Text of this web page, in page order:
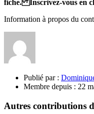
fiche. Inscrivez-vous en
Information à propos du
Publié par :
Membre depuis : 22
Autres contributions